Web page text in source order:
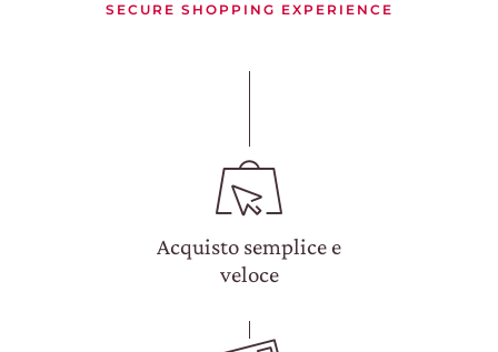
SECURE SHOPPING EXPERIENCE
Acquisto semplice e
veloce